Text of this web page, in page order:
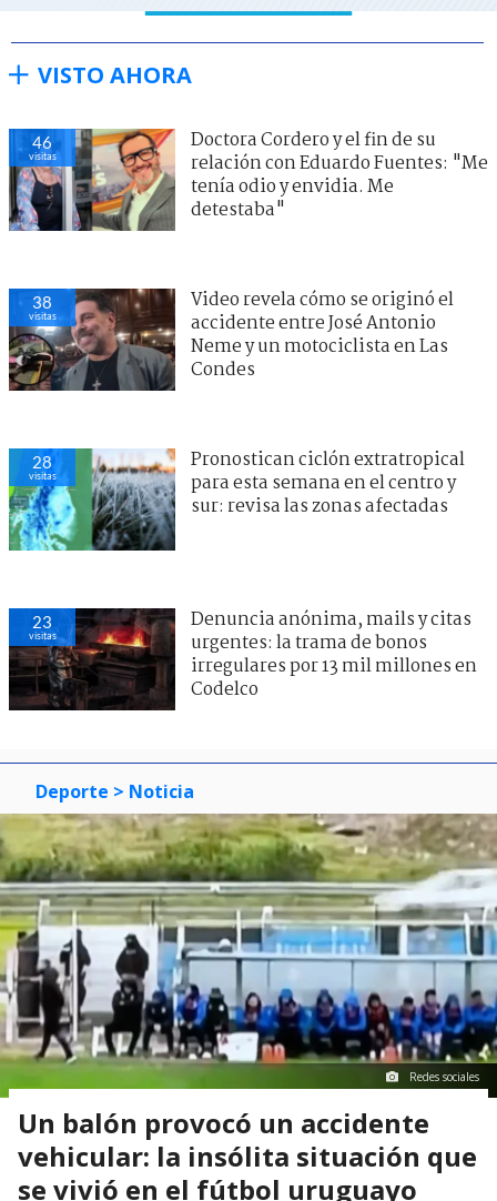
VISTO AHORA
46
visitas
Doctora Cordero y el fin de su
relación con Eduardo Fuentes: "Me
tenía odio y envidia. Me
detestaba"
38
visitas
Video revela cómo se originó el
accidente entre José Antonio
Neme y un motociclista en Las
Condes
28
visitas
Pronostican ciclón extratropical
para esta semana en el centro y
sur: revisa las zonas afectadas
23
visitas
Denuncia anónima, mails y citas
urgentes: la trama de bonos
irregulares por 13 mil millones en
Codelco
Deporte > Noticia
Redes sociales
Un balón provocó un accidente
vehicular: la insólita situación que
se vivió en el fútbol uruguayo